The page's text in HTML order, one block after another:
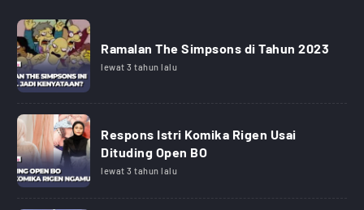
Ramalan The Simpsons di Tahun 2023
lewat 3 tahun lalu
Respons Istri Komika Rigen Usai
Dituding Open BO
lewat 3 tahun lalu